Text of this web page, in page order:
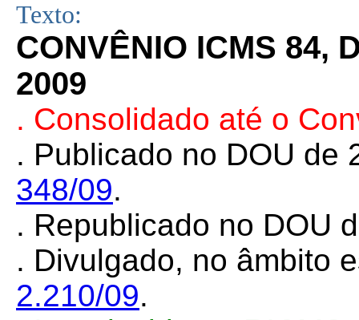
Texto:
CONVÊNIO ICMS 84,
2009
. Consolidado até o
. Publicado no DOU de
348/09.
. Republicado no DOU
. Divulgado, no âmbito
2.210/09.